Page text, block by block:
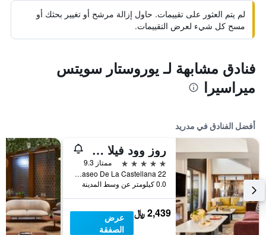
لم يتم العثور على تقييمات. حاول إزالة مرشح أو تغيير بحثك أو
مسح كل شيء لعرض التقييمات.
فنادق مشابهة لـ يوروستار سويتس
ميراسيرا
أفضل الفنادق في مدريد
روز وود فيلا ماجنا
5 نجوم
ممتاز 9.3
Paseo De La Castellana 22, مدريد, أسبانيا
0.0 كيلومتر عن وسط المدينة
2,439 ﷼
عرض
الصفقة